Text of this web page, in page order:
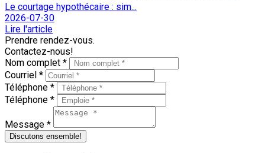
Le courtage hypothécaire : sim...
2026-07-30
Lire l'article
Prendre rendez-vous.
Contactez-nous!
Nom complet *
Courriel *
Téléphone *
Téléphone *
Message *
Discutons ensemble!